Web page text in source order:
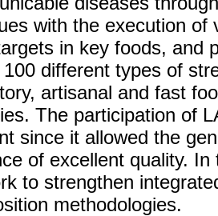
with the execution
in key foods, and
different types of
artisanal and fast
The participation of
since it allowed the
of excellent quality.
to strengthen
methodologies.